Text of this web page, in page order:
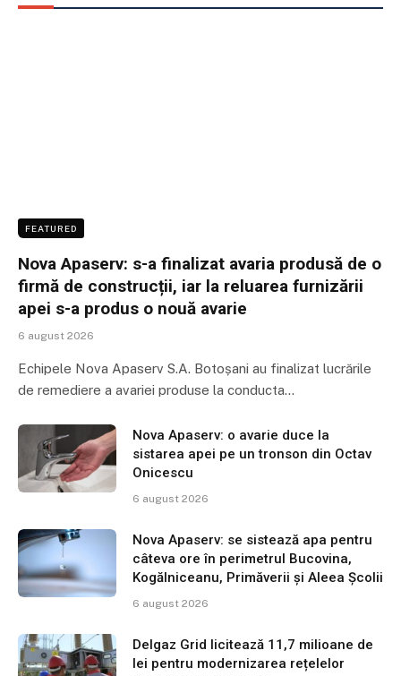
FEATURED
Nova Apaserv: s-a finalizat avaria produsă de o
firmă de construcții, iar la reluarea furnizării
apei s-a produs o nouă avarie
6 august 2026
Echipele Nova Apaserv S.A. Botoșani au finalizat lucrările
de remediere a avariei produse la conducta…
Nova Apaserv: o avarie duce la
sistarea apei pe un tronson din Octav
Onicescu
6 august 2026
Nova Apaserv: se sistează apa pentru
câteva ore în perimetrul Bucovina,
Kogălniceanu, Primăverii și Aleea Școlii
6 august 2026
Delgaz Grid licitează 11,7 milioane de
lei pentru modernizarea rețelelor